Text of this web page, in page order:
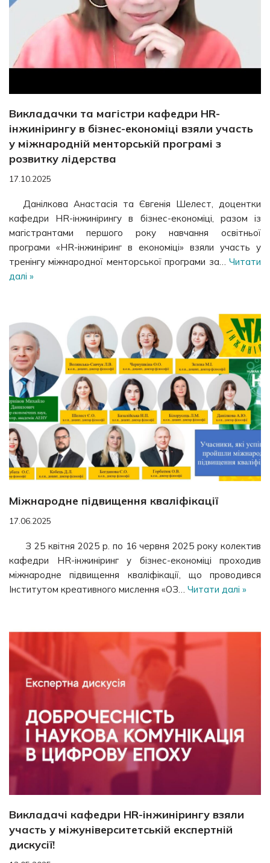
Викладачки та магістри кафедри HR-
інжинірингу в бізнес-економіці взяли участь
у міжнародній менторській програмі з
розвитку лідерства
17.10.2025
Данілкова Анастасія та Євгенія Шелест, доцентки
кафедри HR-інжинірингу в бізнес-економіці, разом із
магістрантами першого року навчання освітньої
програми «HR-інжиніринг в економіці» взяли участь у
тренінгу міжнародної менторської програми за… Читати
далі »
Міжнародне підвищення кваліфікації
17.06.2025
З 25 квітня 2025 р. по 16 червня 2025 року колектив
кафедри HR-інжиніринг у бізнес-економіці проходив
міжнародне підвищення кваліфікації, що проводився
Інститутом креативного мислення «ОЗ… Читати далі »
Викладачі кафедри HR-інжинірингу взяли
участь у міжуніверситетській експертній
дискусії!